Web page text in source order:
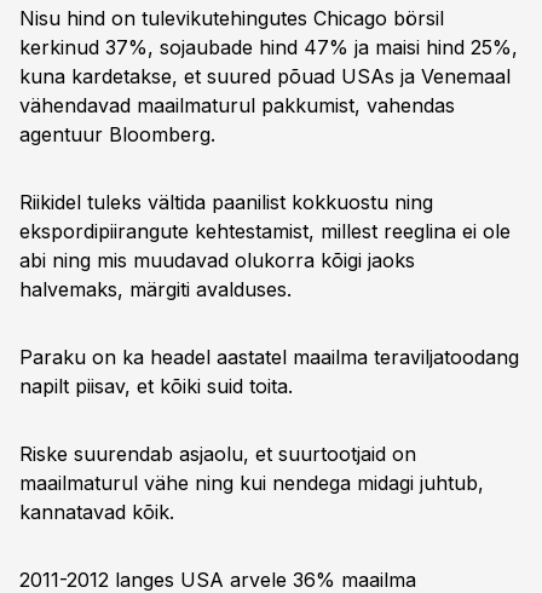
Nisu hind on tulevikutehingutes Chicago börsil
kerkinud 37%, sojaubade hind 47% ja maisi hind 25%,
kuna kardetakse, et suured põuad USAs ja Venemaal
vähendavad maailmaturul pakkumist, vahendas
agentuur Bloomberg.
Riikidel tuleks vältida paanilist kokkuostu ning
ekspordipiirangute kehtestamist, millest reeglina ei ole
abi ning mis muudavad olukorra kõigi jaoks
halvemaks, märgiti avalduses.
Paraku on ka headel aastatel maailma teraviljatoodang
napilt piisav, et kõiki suid toita.
Riske suurendab asjaolu, et suurtootjaid on
maailmaturul vähe ning kui nendega midagi juhtub,
kannatavad kõik.
2011-2012 langes USA arvele 36% maailma